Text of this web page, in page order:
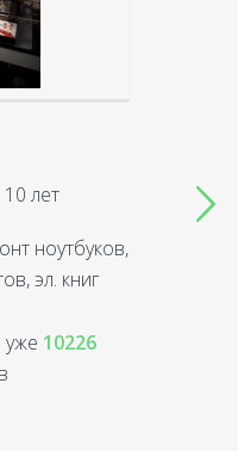
10 лет
ноутбуков,
эл. книг
уже 10226